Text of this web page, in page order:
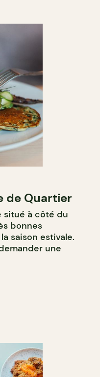
de Quartier
situé à côté du
bonnes
saison estivale.
une